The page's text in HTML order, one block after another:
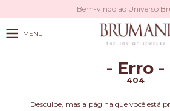
Bem-vindo ao Universo
MENU
- Erro -
404
Desculpe, mas a página que você está